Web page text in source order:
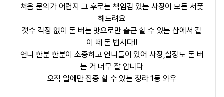
처음 문의가 어렵지 그 후로는 책임감 있는 사장이 모든 서폿
해드려요
갯수 걱정 없이 돈 버는 맛으로만 출근 할 수 있는 샵에서 같
이 떼 돈 법시다!!
언니 한분 한분이 소중하고 언니들이 있어 사장,실장도 돈 버
는 거 너무 잘 압니다
오직 일에만 집중 할 수 있는 청라 1등 와우